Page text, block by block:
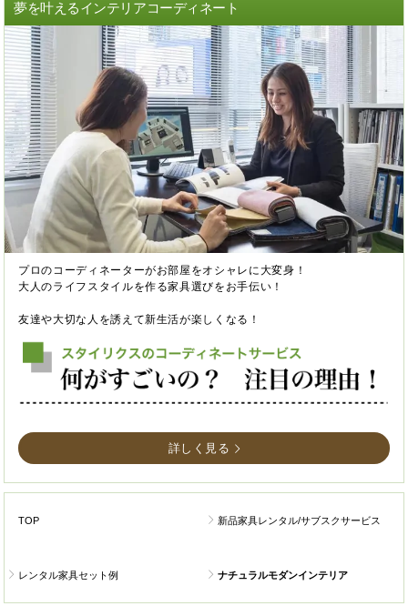
夢を叶えるインテリアコーディネート
プロのコーディネーターがお部屋をオシャレに大変身！
大人のライフスタイルを作る家具選びをお手伝い！
友達や大切な人を誘えて新生活が楽しくなる！
詳しく見る
TOP 新品家具レンタル/サブスクサービス
レンタル家具セット例 ナチュラルモダンインテリア